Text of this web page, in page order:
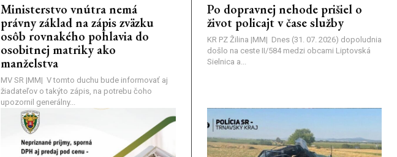
Ministerstvo vnútra nemá
právny základ na zápis zväzku
osôb rovnakého pohlavia do
osobitnej matriky ako
manželstva
MV SR |MM| V tomto duchu bude informovať aj
žiadateľov o takýto zápis, na potrebu čoho
upozornil generálny...
Po dopravnej nehode prišiel o
život policajt v čase služby
KR PZ Žilina |MM| Dnes (31. 07. 2026) dopoludnia
došlo na ceste II/584 medzi obcami Liptovská
Sielnica a...